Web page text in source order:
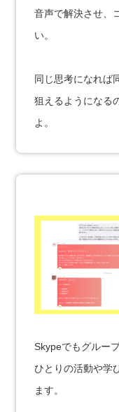
音声で解決させ、
い。
同じ思考になれば
狙えるようになる
よ。
Skypeでもグルー
ひとりの活動や学
ます。